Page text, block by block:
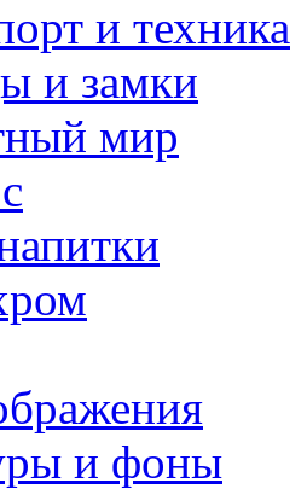
и техника
и замки
мир
и фоны